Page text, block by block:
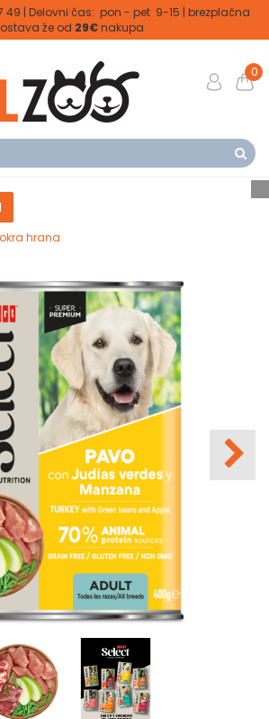
49 | Delovni čas: pon - pet 9-15 | brezplačna
že od 29€nakupa
0
hrana